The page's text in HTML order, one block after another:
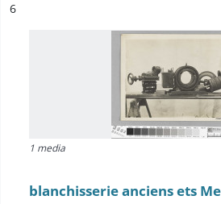
n°
6
1 media
blanchisserie anciens ets